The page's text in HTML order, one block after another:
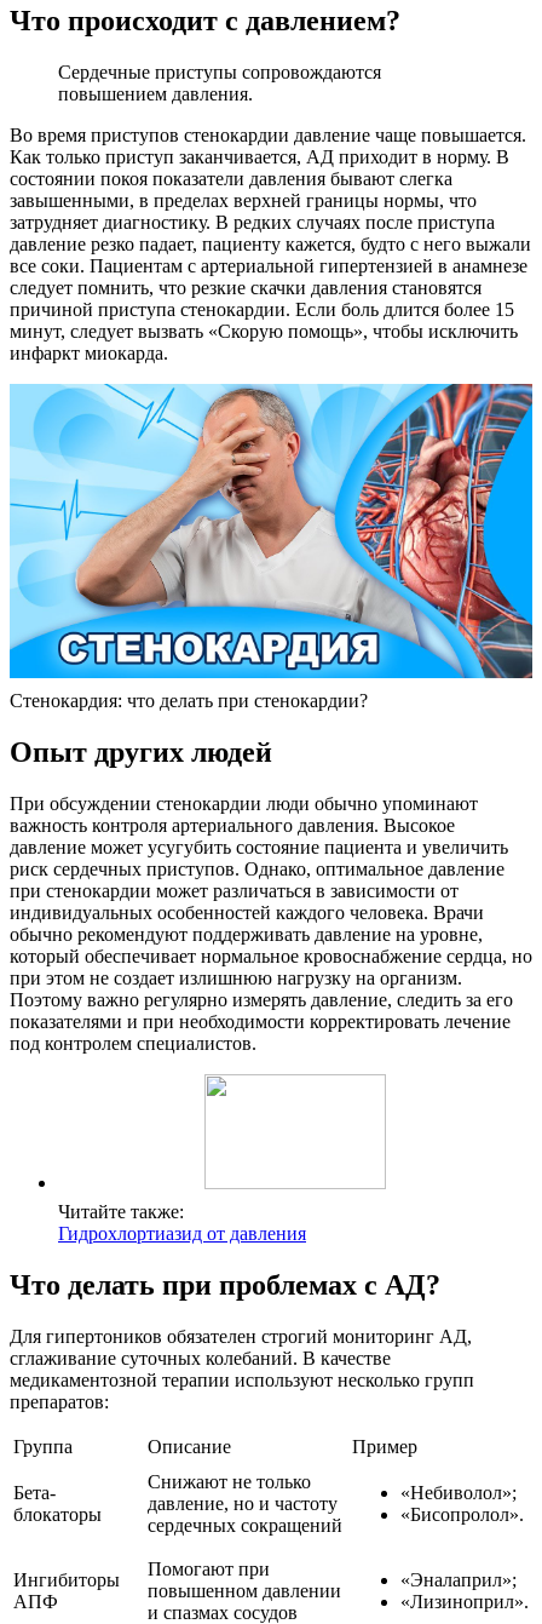
Что происходит с давлением?
Сердечные приступы сопровождаются
повышением давления.
Во время приступов стенокардии давление чаще повышается.
Как только приступ заканчивается, АД приходит в норму. В
состоянии покоя показатели давления бывают слегка
завышенными, в пределах верхней границы нормы, что
затрудняет диагностику. В редких случаях после приступа
давление резко падает, пациенту кажется, будто с него выжали
все соки. Пациентам с артериальной гипертензией в анамнезе
следует помнить, что резкие скачки давления становятся
причиной приступа стенокардии. Если боль длится более 15
минут, следует вызвать «Скорую помощь», чтобы исключить
инфаркт миокарда.
Стенокардия: что делать при стенокардии?
Опыт других людей
При обсуждении стенокардии люди обычно упоминают
важность контроля артериального давления. Высокое
давление может усугубить состояние пациента и увеличить
риск сердечных приступов. Однако, оптимальное давление
при стенокардии может различаться в зависимости от
индивидуальных особенностей каждого человека. Врачи
обычно рекомендуют поддерживать давление на уровне,
который обеспечивает нормальное кровоснабжение сердца, но
при этом не создает излишнюю нагрузку на организм.
Поэтому важно регулярно измерять давление, следить за его
показателями и при необходимости корректировать лечение
под контролем специалистов.
Читайте также:
Гидрохлортиазид от давления
Что делать при проблемах с АД?
Для гипертоников обязателен строгий мониторинг АД,
сглаживание суточных колебаний. В качестве
медикаментозной терапии используют несколько групп
препаратов:
Группа Описание Пример
Бета-
блокаторы
Снижают не только
давление, но и частоту
сердечных сокращений
«Небиволол»;
«Бисопролол».
Ингибиторы
АПФ
Помогают при
повышенном давлении
и спазмах сосудов
«Эналаприл»;
«Лизиноприл».